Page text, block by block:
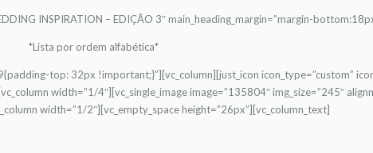
INSPIRATION – EDIÇÃO 3″ main_heading_margin=”margin-
*Lista por ordem alfabética*
top: 32px !important;}”][vc_column][just_icon icon_type=”custom”
width=”1/4″][vc_single_image image=”135804″ img_size=”245″
width=”1/2″][vc_empty_space height=”26px”][vc_column_text]